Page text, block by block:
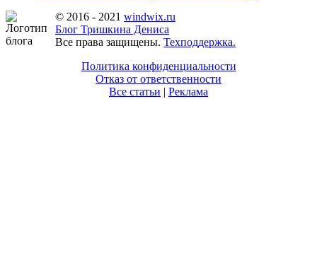
© 2016 - 2021 windwix.ru
Блог Тришкина Дениса
Все права защищены. Техподдержка.
Политика конфиденциальности
Отказ от ответственности
Все статьи | Реклама